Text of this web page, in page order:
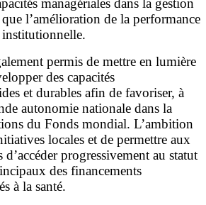
managériales dans la gestion
que l’amélioration de la performance
permis de mettre en lumière
des capacités
et durables afin de favoriser, à
autonomie nationale dans la
du Fonds mondial. L’ambition
locales et de permettre aux
d’accéder progressivement au statut
des financements
à la santé.